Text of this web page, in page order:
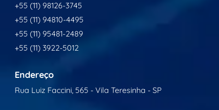
+55 (11) 98126-3745
+55 (11) 94810-4495
+55 (11) 95481-2489
+55 (11) 3922-5012
Endereço
Rua Luiz Faccini, 565 - Vila Teresinha - SP